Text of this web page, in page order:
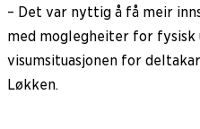
– Det var nyttig å få meir
med moglegheiter for fysisk
visumsituasjonen for
Løkken.